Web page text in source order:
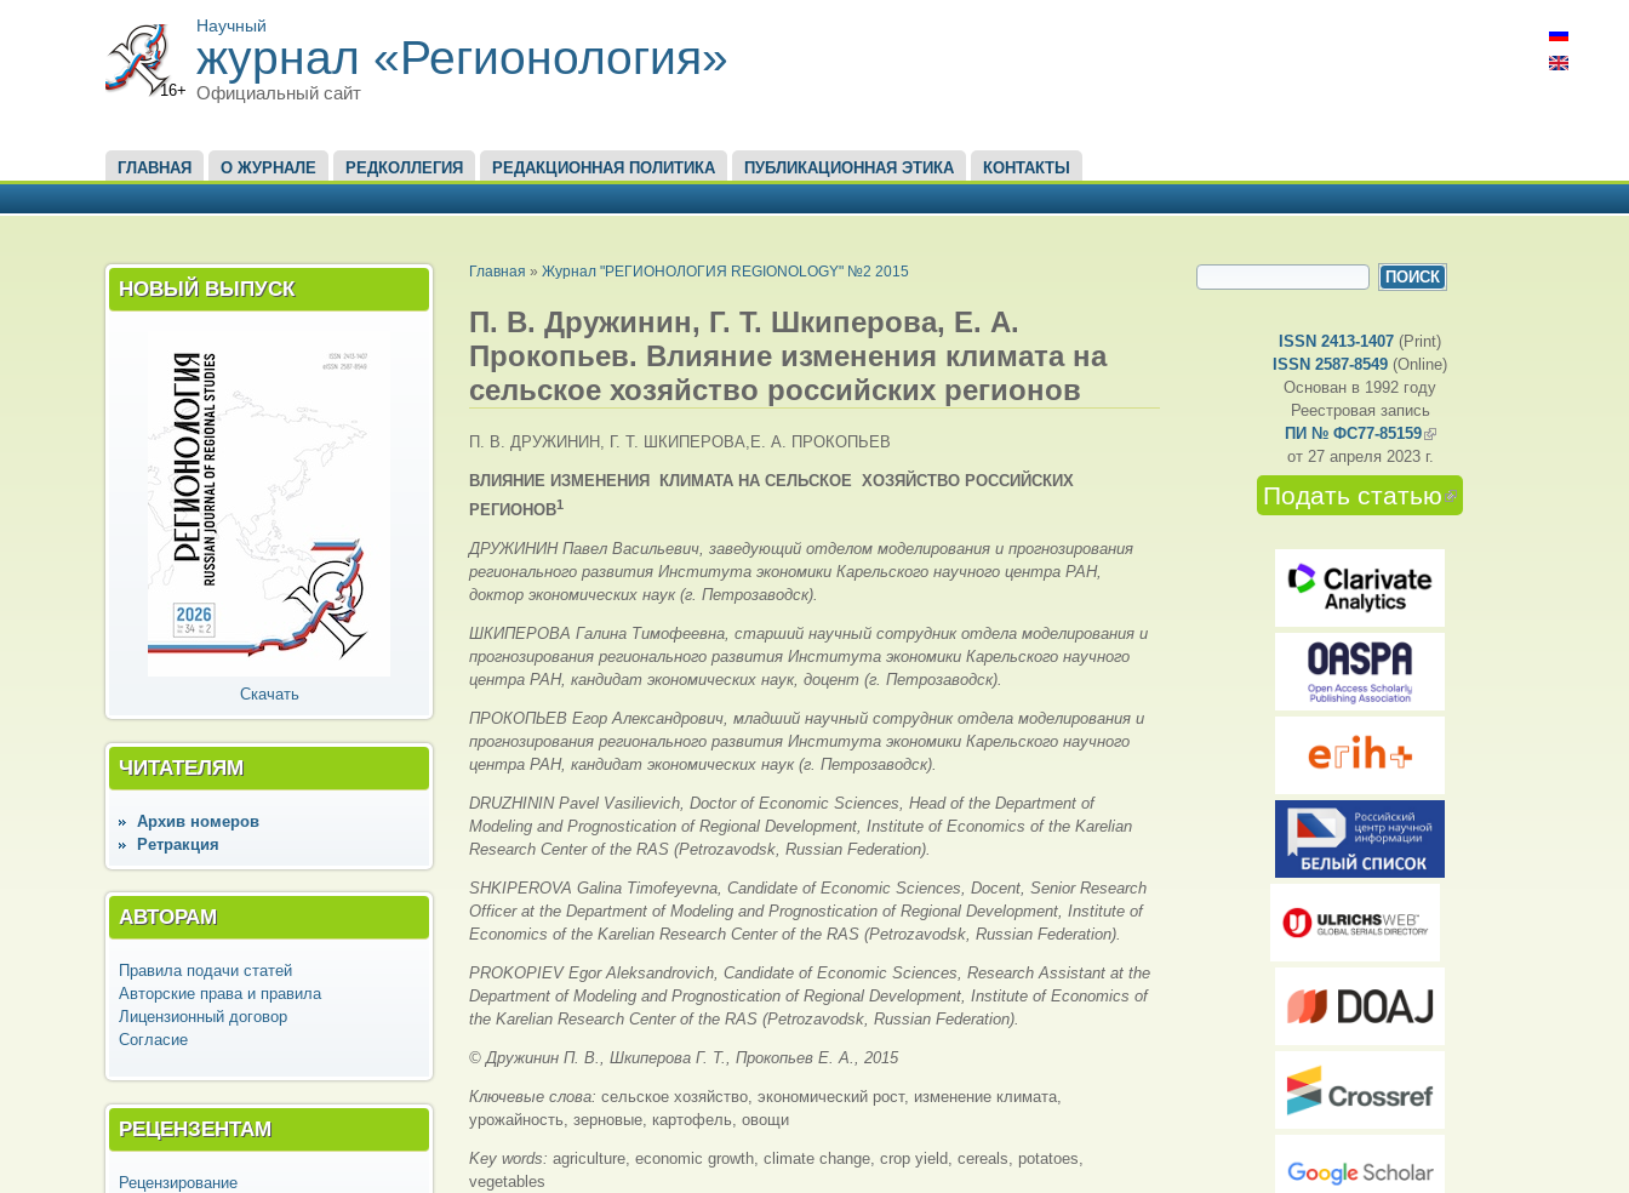
16+
Научный
журнал «Регионология»
Официальный сайт
ГЛАВНОЕ МЕНЮ
ГЛАВНАЯ О ЖУРНАЛЕ РЕДКОЛЛЕГИЯ РЕДАКЦИОННАЯ ПОЛИТИКА ПУБЛИКАЦИОННАЯ ЭТИКА КОНТАКТЫ
НОВЫЙ ВЫПУСК
Скачать
ЧИТАТЕЛЯМ
Архив номеров
Ретракция
АВТОРАМ
Правила подачи статей
Авторские права и правила
Лицензионный договор
Согласие
РЕЦЕНЗЕНТАМ
Рецензирование
ВЫ ЗДЕСЬ
Главная » Журнал "РЕГИОНОЛОГИЯ REGIONOLOGY" №2 2015
П. В. Дружинин, Г. Т. Шкиперова, Е. А.
Прокопьев. Влияние изменения климата на
сельское хозяйство российских регионов
П. В. ДРУЖИНИН, Г. Т. ШКИПЕРОВА,Е. А. ПРОКОПЬЕВ
ВЛИЯНИЕ ИЗМЕНЕНИЯ КЛИМАТА НА СЕЛЬСКОЕ ХОЗЯЙСТВО РОССИЙСКИХ
РЕГИОНОВ1
ДРУЖИНИН Павел Васильевич, заведующий отделом моделирования и прогнозирования
регионального развития Института экономики Карельского научного центра РАН,
доктор экономических наук (г. Петрозаводск).
ШКИПЕРОВА Галина Тимофеевна, старший научный сотрудник отдела моделирования и
прогнозирования регионального развития Института экономики Карельского научного
центра РАН, кандидат экономических наук, доцент (г. Петрозаводск).
ПРОКОПЬЕВ Егор Александрович, младший научный сотрудник отдела моделирования и
прогнозирования регионального развития Института экономики Карельского научного
центра РАН, кандидат экономических наук (г. Петрозаводск).
DRUZHININ Pavel Vasilievich, Doctor of Economic Sciences, Head of the Department of
Modeling and Prognostication of Regional Development, Institute of Economics of the Karelian
Research Center of the RAS (Petrozavodsk, Russian Federation).
SHKIPEROVA Galina Timofeyevna, Candidate of Economic Sciences, Docent, Senior Research
Officer at the Department of Modeling and Prognostication of Regional Development, Institute of
Economics of the Karelian Research Center of the RAS (Petrozavodsk, Russian Federation).
PROKOPIEV Egor Aleksandrovich, Candidate of Economic Sciences, Research Assistant at the
Department of Modeling and Prognostication of Regional Development, Institute of Economics of
the Karelian Research Center of the RAS (Petrozavodsk, Russian Federation).
© Дружинин П. В., Шкиперова Г. Т., Прокопьев Е. А., 2015
Ключевые слова: сельское хозяйство, экономический рост, изменение климата,
урожайность, зерновые, картофель, овощи
Key words: agriculture, economic growth, climate change, crop yield, cereals, potatoes,
vegetables
ФОРМА ПОИСКА
ISSN 2413-1407 (Print)
ISSN 2587-8549 (Online)
Основан в 1992 году
Реестровая запись
ПИ № ФС77-85159(внешняя ссылка)
от 27 апреля 2023 г.
Подать статью